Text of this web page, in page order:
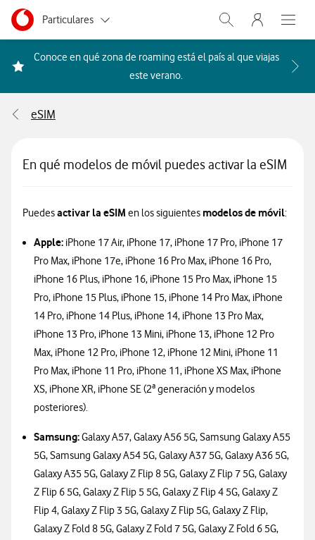
Ir a la pagina principal de vodafone.es
Menu navegación Segmento
Particulares
Autónomos
Grandes empresas
Abrir buscador.
Menu
Abre
Conoce en qué zona de roaming está el país al que viajas
este verano. Acceder a la FAQ Qué
eSIM
En qué modelos de móvil puedes activar la eSIM
Puedesactivar la eSIM en los siguientes modelos de móvil:
Apple: iPhone 17 Air, iPhone 17, iPhone 17 Pro, iPhone 17
Pro Max, iPhone 17e, iPhone 16 Pro Max, iPhone 16 Pro,
iPhone 16 Plus, iPhone 16, iPhone 15 Pro Max, iPhone 15
Pro, iPhone 15 Plus, iPhone 15, iPhone 14 Pro Max, iPhone
14 Pro, iPhone 14 Plus, iPhone 14, iPhone 13 Pro Max,
iPhone 13 Pro, iPhone 13 Mini, iPhone 13, iPhone 12 Pro
Max, iPhone 12 Pro, iPhone 12, iPhone 12 Mini, iPhone 11
Pro Max, iPhone 11 Pro, iPhone 11, iPhone XS Max, iPhone
XS, iPhone XR, iPhone SE (2ª generación y modelos
posteriores).
Samsung:Galaxy A57, Galaxy A56 5G, Samsung Galaxy A55
5G, Samsung Galaxy A54 5G, Galaxy A37 5G, Galaxy A36 5G,
Galaxy A35 5G, Galaxy Z Flip 8 5G, Galaxy Z Flip 7 5G, Galaxy
Z Flip 6 5G, Galaxy Z Flip 5 5G, Galaxy Z Flip 4 5G, Galaxy Z
Flip 4, Galaxy Z Flip 3 5G, Galaxy Z Flip 5G, Galaxy Z Flip,
Galaxy Z Fold 8 5G, Galaxy Z Fold 7 5G, Galaxy Z Fold 6 5G,